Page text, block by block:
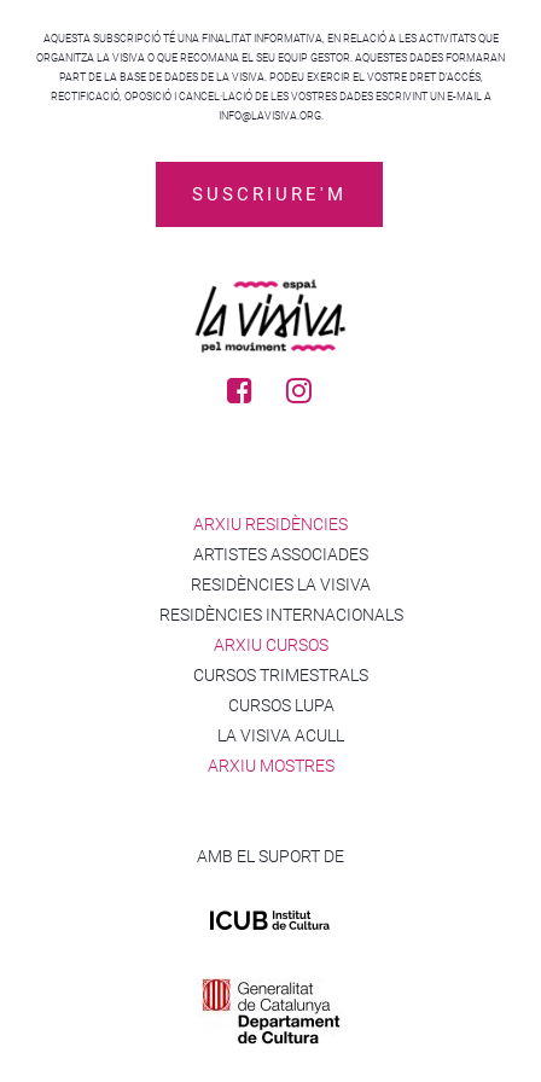
AQUESTA SUBSCRIPCIÓ TÉ UNA FINALITAT INFORMATIVA, EN RELACIÓ A LES ACTIVITATS QUE
ORGANITZA LA VISIVA O QUE RECOMANA EL SEU EQUIP GESTOR. AQUESTES DADES FORMARAN
PART DE LA BASE DE DADES DE LA VISIVA. PODEU EXERCIR EL VOSTRE DRET D’ACCÉS,
RECTIFICACIÓ, OPOSICIÓ I CANCEL·LACIÓ DE LES VOSTRES DADES ESCRIVINT UN E-MAIL A
INFO@LAVISIVA.ORG.
ARXIU RESIDÈNCIES
ARTISTES ASSOCIADES
RESIDÈNCIES LA VISIVA
RESIDÈNCIES INTERNACIONALS
ARXIU CURSOS
CURSOS TRIMESTRALS
CURSOS LUPA
LA VISIVA ACULL
ARXIU MOSTRES
AMB EL SUPORT DE